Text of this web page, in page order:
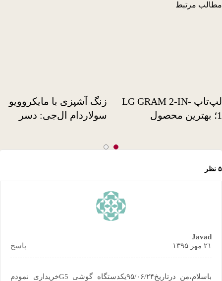
مرتبط
زنگ آشپزی با مایکروویو
سولاردام ال‌جی: دسر
لپ‌تاپ LG GRAM 2-IN-
1؛ بهترین محصول
Slide 1
Slide 2
Javad
۲۱ مهر ۱۳۹۵
پاسخ
باسلام،من درتاریخ۹۵/۰۶/۲۴یکدستگاه گوشی G5خریداری نمودم